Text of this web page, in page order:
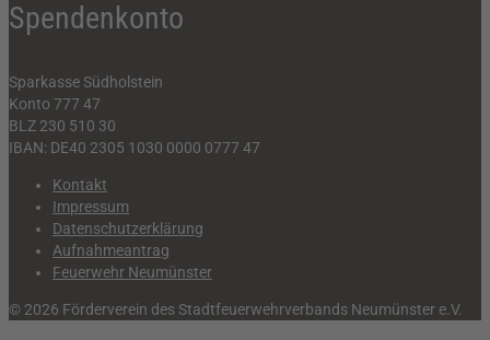
Spendenkonto
Sparkasse Südholstein
Konto 777 47
BLZ 230 510 30
IBAN: DE40 2305 1030 0000 0777 47
Kontakt
Impressum
Datenschutzerklärung
Aufnahmeantrag
Feuerwehr Neumünster
© 2026 Förderverein des Stadtfeuerwehrverbands Neumünster e.V.